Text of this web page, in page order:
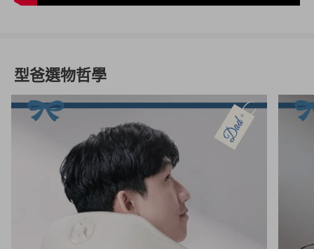
型爸選物哲學